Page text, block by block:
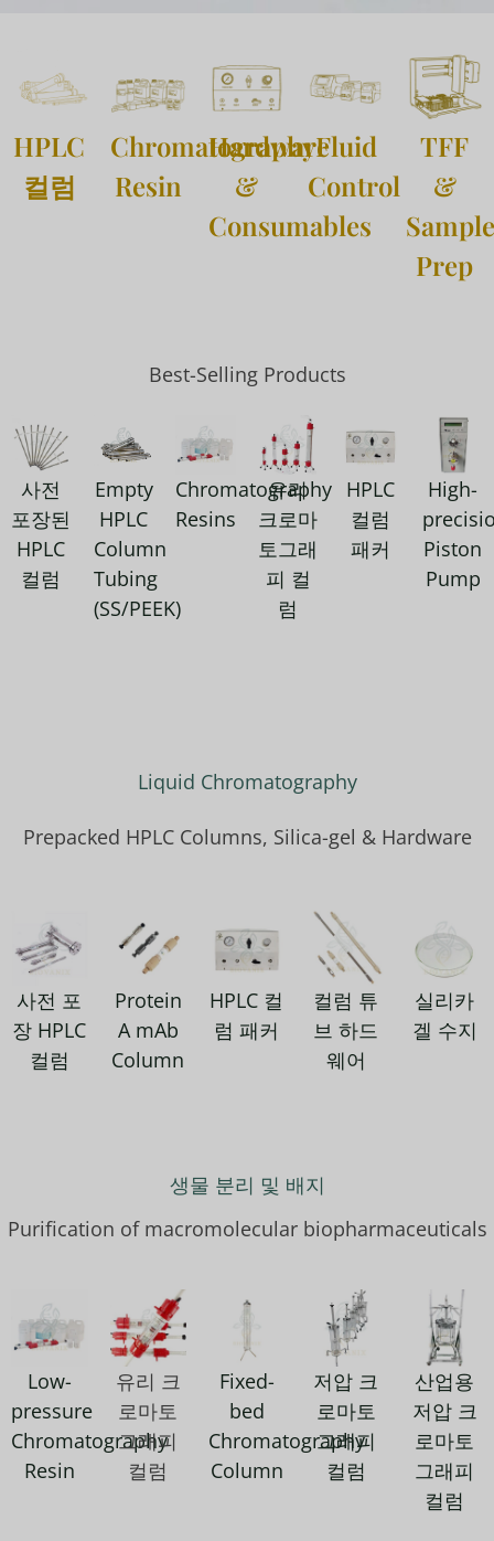
HPLC
컬럼
Chromatography
Resin
Hardware
&
Consumables
Fluid
Control
TFF
&
Prep
Best-Selling Products
사전
포장된
HPLC
컬럼
Empty
HPLC
Column
Tubing
(SS/PEEK)
Chromatography
Resins
유리
크로마
토그래
피 컬
럼
HPLC
컬럼
패커
High-
Piston
Pump
Liquid Chromatography
Prepacked HPLC Columns, Silica-gel & Hardware
사전 포
장 HPLC
컬럼
Protein
A mAb
Column
HPLC 컬
럼 패커
컬럼 튜
브 하드
웨어
실리카
겔 수지
생물 분리 및 배지
Purification of macromolecular biopharmaceuticals
Low-
pressure
Chromatography
Resin
유리 크
로마토
그래피
컬럼
Fixed-
bed
Chromatography
Column
저압 크
로마토
그래피
컬럼
산업용
저압 크
로마토
그래피
컬럼